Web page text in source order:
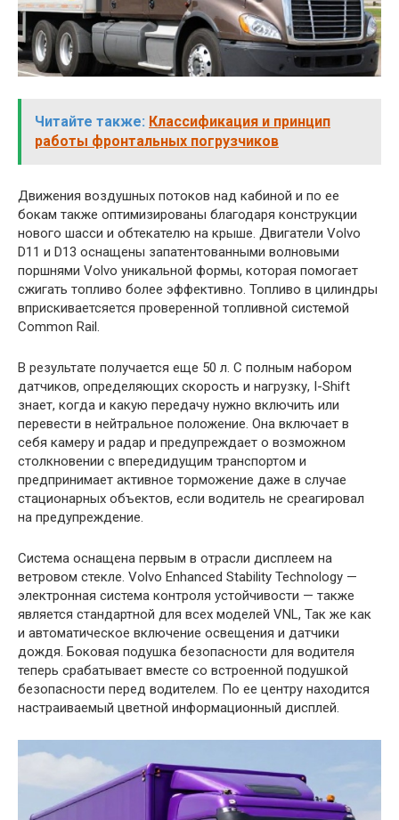
Читайте также: Классификация и принцип
работы фронтальных погрузчиков
Движения воздушных потоков над кабиной и по ее
бокам также оптимизированы благодаря конструкции
нового шасси и обтекателю на крыше. Двигатели Volvo
D11 и D13 оснащены запатентованными волновыми
поршнями Volvo уникальной формы, которая помогает
сжигать топливо более эффективно. Топливо в цилиндры
вприскиваетсяется проверенной топливной системой
Common Rail.
В результате получается еще 50 л. С полным набором
датчиков, определяющих скорость и нагрузку, I-Shift
знает, когда и какую передачу нужно включить или
перевести в нейтральное положение. Она включает в
себя камеру и радар и предупреждает о возможном
столкновении с впередидущим транспортом и
предпринимает активное торможение даже в случае
стационарных объектов, если водитель не среагировал
на предупреждение.
Система оснащена первым в отрасли дисплеем на
ветровом стекле. Volvo Enhanced Stability Technology —
электронная система контроля устойчивости — также
является стандартной для всех моделей VNL, Так же как
и автоматическое включение освещения и датчики
дождя. Боковая подушка безопасности для водителя
теперь срабатывает вместе со встроенной подушкой
безопасности перед водителем. По ее центру находится
настраиваемый цветной информационный дисплей.